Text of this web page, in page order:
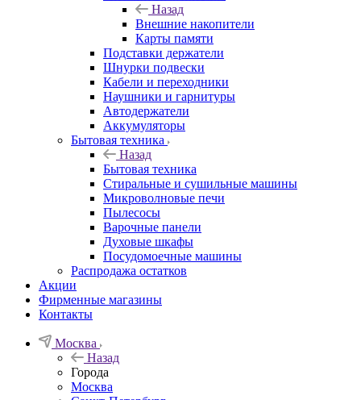
Назад
Внешние накопители
Карты памяти
Подставки держатели
Шнурки подвески
Кабели и переходники
Наушники и гарнитуры
Автодержатели
Аккумуляторы
Бытовая техника
Назад
Бытовая техника
Стиральные и сушильные машины
Микроволновые печи
Пылесосы
Варочные панели
Духовые шкафы
Посудомоечные машины
Распродажа остатков
Акции
Фирменные магазины
Контакты
Москва
Назад
Города
Москва